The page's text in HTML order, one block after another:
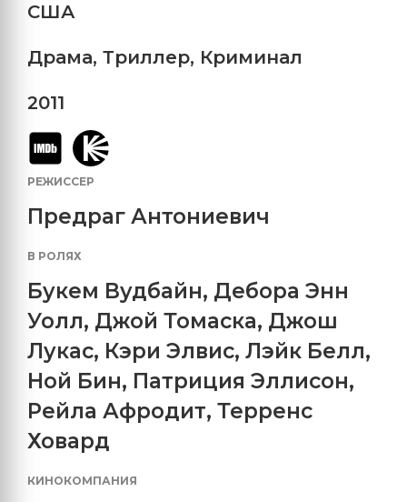
США
Драма, Триллер, Криминал
2011
РЕЖИССЕР
Предраг Антониевич
В РОЛЯХ
Букем Вудбайн, Дебора Энн
Уолл, Джой Томаска, Джош
Лукас, Кэри Элвис, Лэйк Белл,
Ной Бин, Патриция Эллисон,
Рейла Афродит, Терренс
Ховард
КИНОКОМПАНИЯ